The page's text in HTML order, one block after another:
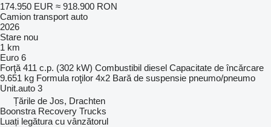
174.950 EUR ≈ 918.900 RON
Camion transport auto
2026
Stare nou
1 km
Euro 6
Forţă 411 c.p. (302 kW) Combustibil diesel Capacitate de încărcare
9.651 kg Formula roţilor 4x2 Bară de suspensie pneumo/pneumo
Unit.auto 3
Țările de Jos, Drachten
Boonstra Recovery Trucks
Luați legătura cu vânzătorul